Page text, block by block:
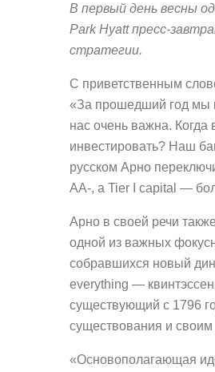
В первый день весны
Park Hyatt пресс-
стратегии.
С приветственным
«За прошедший год мы
нас очень важна. Когда
инвестировать? Наш
русском Арно
АА-, а Tier I capital —
Арно в своей речи
одной из важных
собравшихся новый
everything —
существующий с 1796
существования и
«Основополагающая